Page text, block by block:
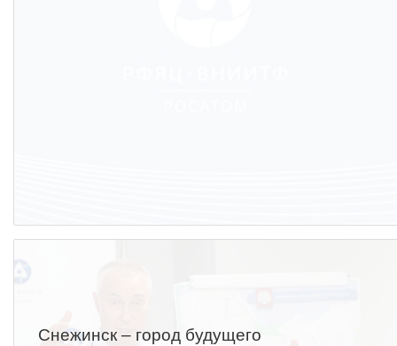
Снежинск – город будущего